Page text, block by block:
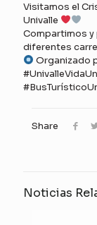
Visitamos el
Univalle
Compartimos
diferentes
Organizado
Share
Noticias